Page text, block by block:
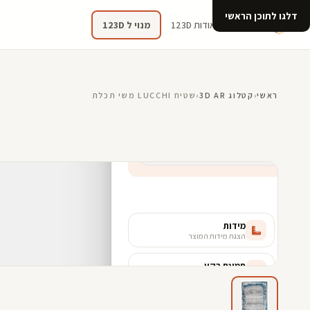
דלגו לתוכן הראשי
קטלוג אודות 123D מנוי ל 123D
ראשי› קטלוג 3D AR › שטיח LUCCHI משי תכלת